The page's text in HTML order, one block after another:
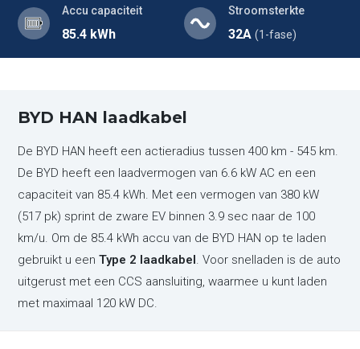
Accu capaciteit
85.4 kWh
Stroomsterkte
32A (1-fase)
BYD HAN laadkabel
De BYD HAN heeft een actieradius tussen 400 km - 545 km.
De BYD heeft een laadvermogen van 6.6 kW AC en een
capaciteit van 85.4 kWh. Met een vermogen van 380 kW
(517 pk) sprint de zware EV binnen 3.9 sec naar de 100
km/u. Om de 85.4 kWh accu van de BYD HAN op te laden
gebruikt u eenType 2 laadkabel. Voor snelladen is de auto
uitgerust met een CCS aansluiting, waarmee u kunt laden
met maximaal 120 kW DC.